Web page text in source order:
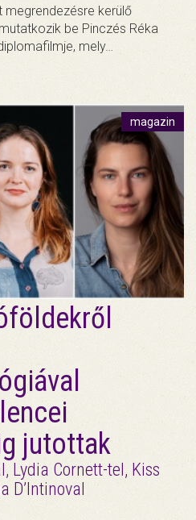
kerülő
be Pinczés Réka
mely…
magazin
jutottak
Lydia Cornett-tel, Kiss
D’Intinoval